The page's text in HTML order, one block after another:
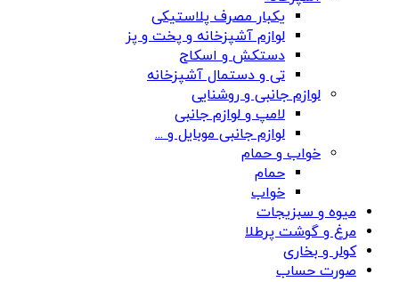
یکبار مصرف پلاستیکی
لوازم آشپزخانه و پخت و پز
دستکش و اسکاج
تی و دستمال آشپزخانه
لوازم جانبی و روشنایی
لامپ و لوازم جانبی
لوازم جانبی موبایل و ...
خواب و حمام
حمام
خواب
میوه و سبزیجات
مرغ و گوشت پرطلا
کولر و بخاری
صورت حساب